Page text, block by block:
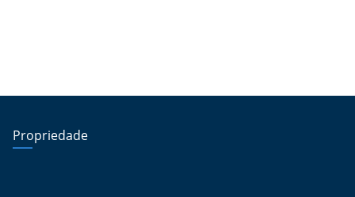
Propriedade